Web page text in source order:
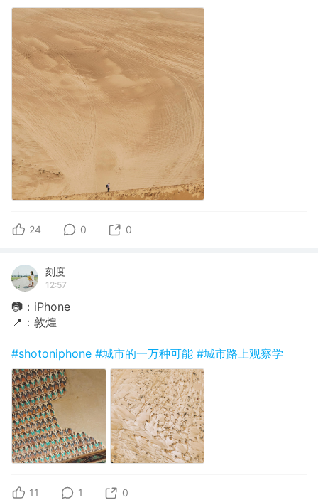
24 0 0
刻度
12:57
📷：iPhone
📍：敦煌
#shotoniphone #城市的一万种可能 #城市路上观察学
11 1 0